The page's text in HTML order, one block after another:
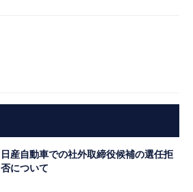
日産自動車での社外取締役候補の選任拒
否について